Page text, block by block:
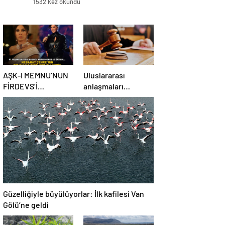
1532 kez okundu
AŞK-I MEMNU’NUN
FİRDEVS’İ
NEBAHAT
ÇEHRE’NİN FİT
KALMA SIRRI! 81
yaşındaki ünlü
oyuncu meğer
günde 40 dakika…
Uluslararası
anlaşmaları
destekleyenlere
Ordu’yu
itibarsızlaştırma
cezası
Güzelliğiyle büyülüyorlar: İlk kafilesi Van
Gölü’ne geldi